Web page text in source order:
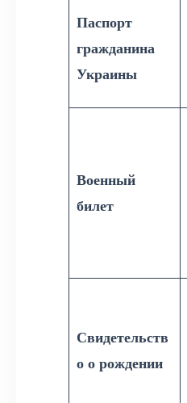
Паспорт
гражданина
Украины
Военный
билет
Свидетельств
о о рождении